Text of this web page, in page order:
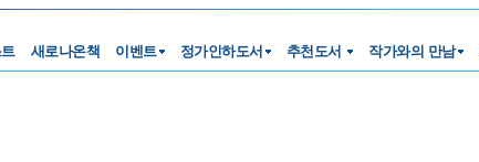
새로나온책 이벤트 정가인하도서 추천도서 작가와의 만남